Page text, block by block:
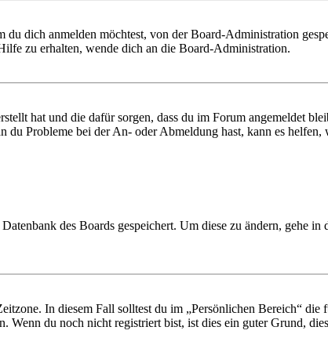
du dich anmelden möchtest, von der Board-Administration
zu erhalten, wende dich an die Board-Administration.
hat und die dafür sorgen, dass du im Forum angemeldet
Probleme bei der An- oder Abmeldung hast, kann es
des Boards gespeichert. Um diese zu ändern, gehe
In diesem Fall solltest du im „Persönlichen Bereich“
Wenn du noch nicht registriert bist, ist dies ein guter Grund,